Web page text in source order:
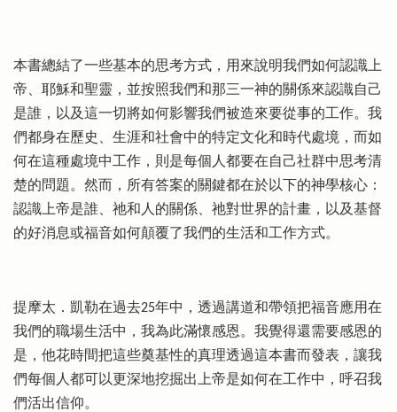
本書總結了一些基本的思考方式，用來說明我們如何認識上
帝、耶穌和聖靈，並按照我們和那三一神的關係來認識自己
是誰，以及這一切將如何影響我們被造來要從事的工作。我
們都身在歷史、生涯和社會中的特定文化和時代處境，而如
何在這種處境中工作，則是每個人都要在自己社群中思考清
楚的問題。然而，所有答案的關鍵都在於以下的神學核心：
認識上帝是誰、祂和人的關係、祂對世界的計畫，以及基督
的好消息或福音如何顛覆了我們的生活和工作方式。
提摩太．凱勒在過去25年中，透過講道和帶領把福音應用在
我們的職場生活中，我為此滿懷感恩。我覺得還需要感恩的
是，他花時間把這些奠基性的真理透過這本書而發表，讓我
們每個人都可以更深地挖掘出上帝是如何在工作中，呼召我
們活出信仰。